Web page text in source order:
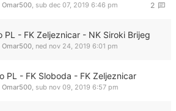
2
Omar500, sub dec 07, 2019 6:46 pm
PL - FK Zeljeznicar - NK Siroki Brijeg
Omar500, ned nov 24, 2019 6:01 pm
PL - FK Sloboda - FK Zeljeznicar
Omar500, sub nov 09, 2019 6:57 pm